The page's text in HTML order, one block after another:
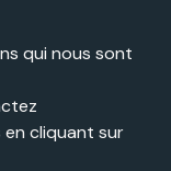
qui nous sont
en cliquant sur